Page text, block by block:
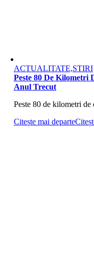
ACTUALITATE,STIRI
Peste 80 De
Anul Trecut
Peste 80 de kilometri
Citește mai departe